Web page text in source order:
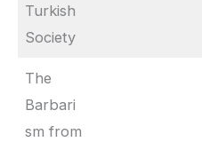
Turkish
Society
The
Barbari
sm from